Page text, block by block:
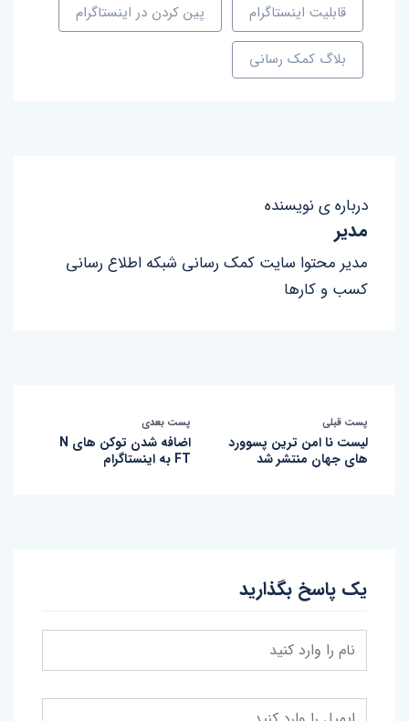
قابلیت اینستاگرام پین کردن در اینستاگرام
بلاگ کمک رسانی
درباره ی نویسنده
مدیر
مدیر محتوا سایت کمک رسانی شبکه اطلاع رسانی
کسب و کارها
پست قبلی
لیست نا امن ترین پسوورد
های جهان منتشر شد
پست بعدی
اضافه شدن توکن های N
FT به اینستاگرام
یک پاسخ بگذارید